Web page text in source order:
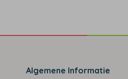
Algemene Informatie